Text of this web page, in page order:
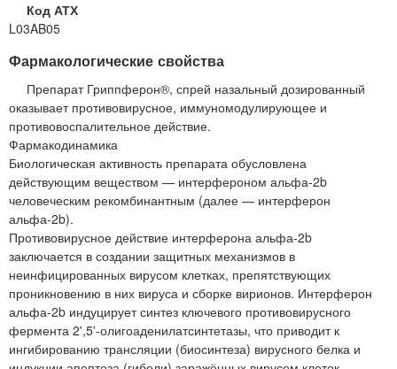
Код АТХ
L03AB05
Фармакологические свойства
Препарат Гриппферон®, спрей назальный дозированный
оказывает противовирусное, иммуномодулирующее и
противовоспалительное действие.
Фармакодинамика
Биологическая активность препарата обусловлена
действующим веществом — интерфероном альфа-2b
человеческим рекомбинантным (далее — интерферон
альфа-2b).
Противовирусное действие интерферона альфа-2b
заключается в создании защитных механизмов в
неинфицированных вирусом клетках, препятствующих
проникновению в них вируса и сборке вирионов. Интерферон
альфа-2b индуцирует синтез ключевого противовирусного
фермента 2',5'-олигоаденилатсинтетазы, что приводит к
ингибированию трансляции (биосинтеза) вирусного белка и